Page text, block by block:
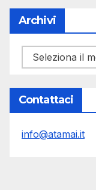
Archivi
Archivi
Contattaci
info@atamai.it